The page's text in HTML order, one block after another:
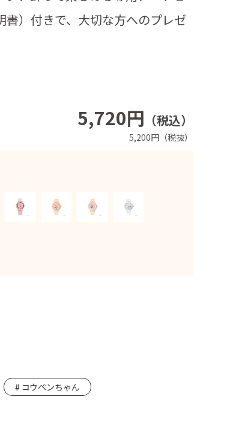
5,720円 （税込）
5,200円（税抜）
）付きで、大切な方へのプレゼ
コウペンちゃん